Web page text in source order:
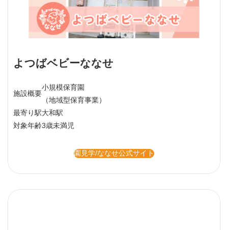
よつばベビーななせ
施設概要
小規模保育園
（地域型保育事業）
最寄り駅大和駅
対象年齢3歳未満児
園見学/ななせ公式サイト